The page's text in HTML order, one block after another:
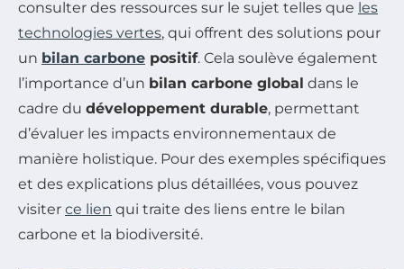
consulter des ressources sur le sujet telles que les
technologies vertes, qui offrent des solutions pour
un bilan carbone positif. Cela soulève également
l’importance d’un bilan carbone global dans le
cadre du développement durable, permettant
d’évaluer les impacts environnementaux de
manière holistique. Pour des exemples spécifiques
et des explications plus détaillées, vous pouvez
visiter ce lien qui traite des liens entre le bilan
carbone et la biodiversité.